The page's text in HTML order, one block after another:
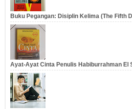
Buku Pegangan: Disiplin Kelima (The Fifth
Ayat-Ayat Cinta Penulis Habiburrahman El